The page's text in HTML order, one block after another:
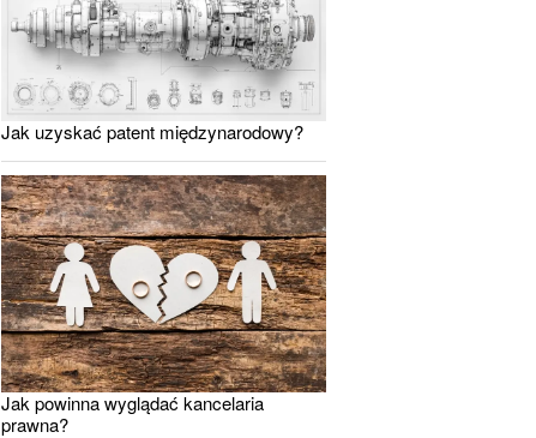
Jak uzyskać patent międzynarodowy?
Jak powinna wyglądać kancelaria
prawna?